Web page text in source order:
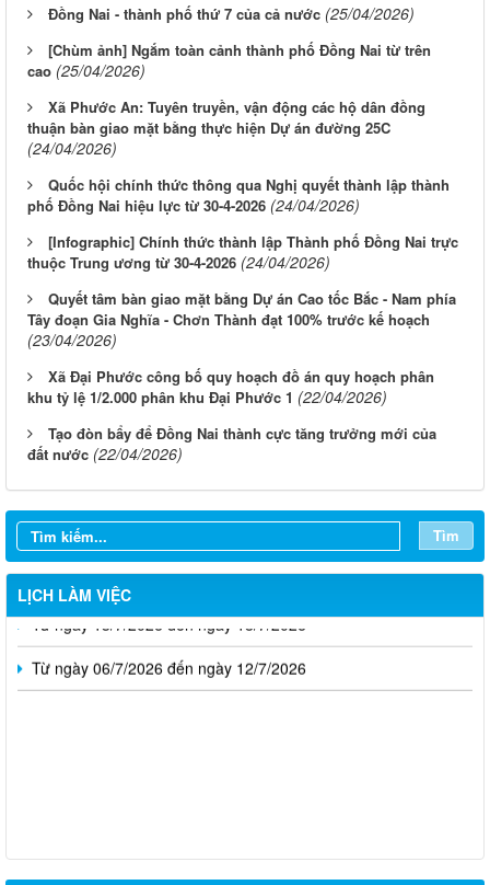
Đồng Nai - thành phố thứ 7 của cả nước (25/04/2026)
[Chùm ảnh] Ngắm toàn cảnh thành phố Đồng Nai từ trên
cao (25/04/2026)
Xã Phước An: Tuyên truyền, vận động các hộ dân đồng
thuận bàn giao mặt bằng thực hiện Dự án đường 25C
(24/04/2026)
Quốc hội chính thức thông qua Nghị quyết thành lập thành
phố Đồng Nai hiệu lực từ 30-4-2026 (24/04/2026)
[Infographic] Chính thức thành lập Thành phố Đồng Nai trực
thuộc Trung ương từ 30-4-2026 (24/04/2026)
Quyết tâm bàn giao mặt bằng Dự án Cao tốc Bắc - Nam phía
Tây đoạn Gia Nghĩa - Chơn Thành đạt 100% trước kế hoạch
(23/04/2026)
Xã Đại Phước công bố quy hoạch đồ án quy hoạch phân
khu tỷ lệ 1/2.000 phân khu Đại Phước 1 (22/04/2026)
Tạo đòn bẩy để Đồng Nai thành cực tăng trưởng mới của
đất nước (22/04/2026)
Tìm
LỊCH LÀM VIỆC
Từ ngày 27/7/2026 đến ngày 02/8/2026
Từ ngày 20/7/2026 đến ngày 26/7/2026
Từ ngày 13/7/2026 đến ngày 18/7/2026
Từ ngày 06/7/2026 đến ngày 12/7/2026